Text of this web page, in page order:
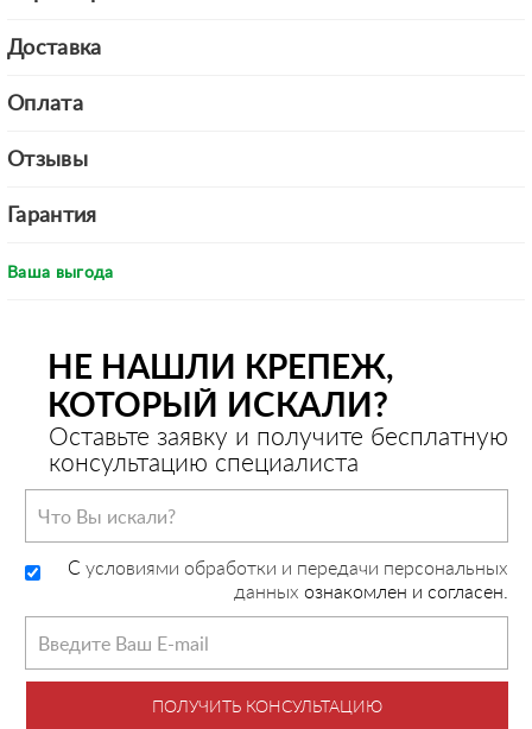
Доставка
Оплата
Отзывы
Гарантия
Ваша выгода
НЕ НАШЛИ КРЕПЕЖ,
КОТОРЫЙ ИСКАЛИ?
Оставьте заявку и получите бесплатную
консультацию специалиста
C условиями обработки и передачи персональных
данных ознакомлен и согласен.
ПОЛУЧИТЬ КОНСУЛЬТАЦИЮ